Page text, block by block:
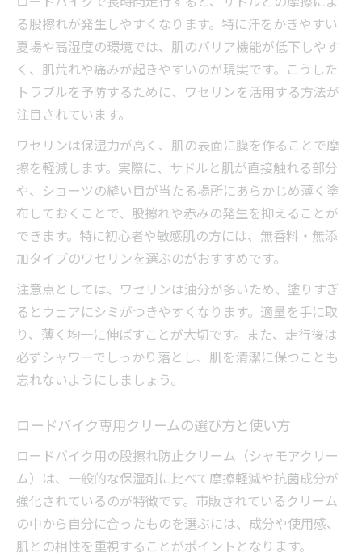
る股擦れが発生しやすくなります。特に汗をかきやすい
夏場や高湿度の環境では、肌のバリア機能が低下しやす
く、肌荒れや痛みが起きやすいのが現実です。こうした
トラブルを予防するために、ワセリンを活用する方法が
注目されています。
ワセリンは保湿力が高く、肌の表面に膜を作ることで摩
擦を軽減します。実際に、サドルと肌が直接触れる部分
や、ショーツの縫い目が当たる場所にあらかじめ薄く塗
布しておくことで、股擦れや赤みの発生を抑えることが
できます。特に初心者や敏感肌の方には、無香料・無添
加タイプのワセリンを選ぶのがおすすめです。
注意点としては、ワセリンは油分が多いため、塗りすぎ
るとウェアにシミがつきやすくなります。適量を手に取
り、薄く均一に伸ばすことが大切です。また、走行後は
必ずシャワーでしっかり落とし、肌を清潔に保つことも
忘れないようにしましょう。
ロードバイク専用クリームの選び方と使い方
ロードバイク用の股擦れ防止クリーム（シャモアクリー
ム）は、一般的な保湿剤に比べて摩擦軽減や抗菌成分が
強化されているのが特徴です。市販されているクリーム
の中から自分に合ったものを選ぶには、成分や使用感、
肌との相性を重視することがポイントとなります。